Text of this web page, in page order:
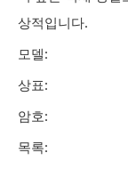
상적입니다.
모델:
상표:
암호:
목록: